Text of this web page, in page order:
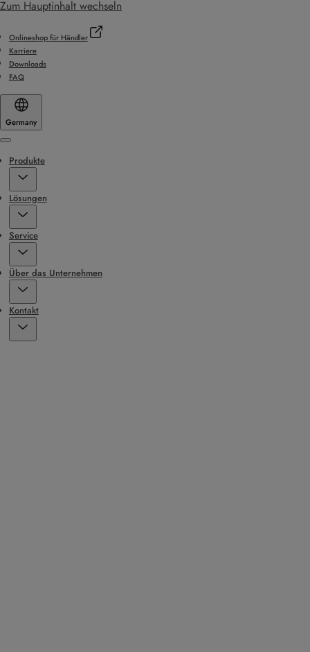
Zum Hauptinhalt wechseln
Onlineshop für Händler
Karriere
Downloads
FAQ
Germany
Menu
Produkte
Lösungen
Service
Über das Unternehmen
Kontakt